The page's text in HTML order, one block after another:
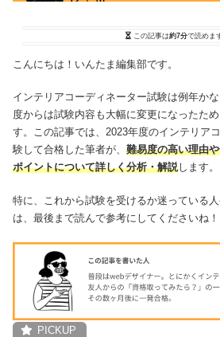
この記事は約7分で読めま
こんにちは！いんたま編集部です。
インテリアコーディネーター試験は例年か
度からは試験内容も大幅に変更になったた
す。この記事では、2023年度のインテリア
験して合格した筆者が、 難易度の高い理由
ポイントについて詳しく分析・解説します。
特に、これから試験を受けるか迷っている
は、最後まで読んで参考にしてくださいね！